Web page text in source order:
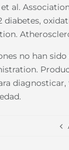
et al.
diabetes,
no han